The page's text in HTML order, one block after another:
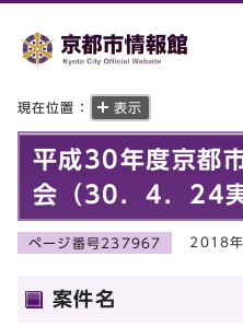
現在位置： 表示
平成30年度京都
会（30．4．24実
ページ番号237967 2018
案件名